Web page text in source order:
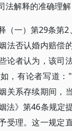
法解释的准确理解
（一）第29条第
法否认婚内赔偿
论者认为，该司
，有论者写道：
关系存续期间，
法》第46条规定
受理。这一规定